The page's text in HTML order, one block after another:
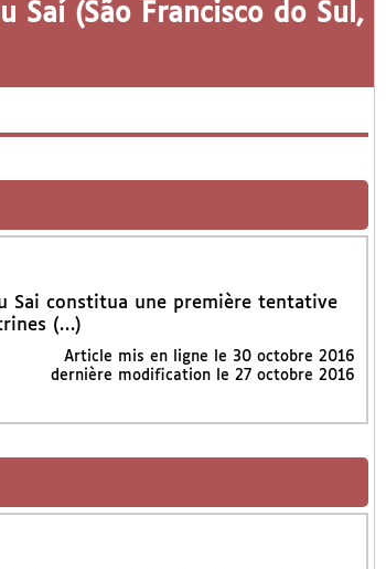
Saí (São Francisco do Sul,
Sai constitua une première tentative
(…)
Article mis en ligne le 30 octobre 2016
dernière modification le 27 octobre 2016